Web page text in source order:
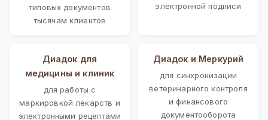
типовых документов
тысячам клиентов
электронной подписи
Диадок для
медицины и клиник
для работы с
маркировкой лекарств и
электронными рецептами
Диадок и Меркурий
для синхронизации
ветеринарного контроля
и финансового
документооборота